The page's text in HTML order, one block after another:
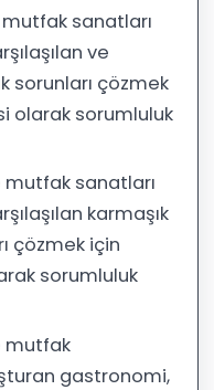
sanatları
ve
sorunları çözmek
olarak sorumluluk
sanatları
karmaşık
çözmek için
sorumluluk
mutfak
gastronomi,